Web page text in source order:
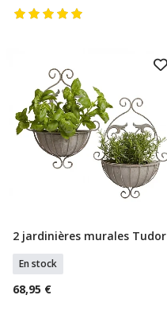
Ajouter Au Panier
2 jardinières murales Tudor
En stock
68,95 €